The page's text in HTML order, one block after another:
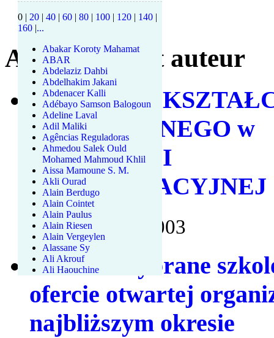
Articles de cet auteur
CENTRUM
USTAWICZNEGO w
INŻYNIERII
KOMUNIKACYJNEJ
17 septembre 2003
IKKU - Wybrane
ofercie otwartej
najbliższym okresie
0 | 20 |40 |60 |80 | 100 | 120 | 140 |
160 |...
Abakar Koroty Mahamat
ABAR
Abdelaziz Dahbi
Abdelhakim Jakani
Abdenacer Kalli
Adébayo Samson Balogoun
Adeline Laval
Adil Maliki
Agências Reguladoras
Ahmedou Salek Ould
Mohamed Mahmoud Khlil
Aissa Mamoune S. M.
Akli Ourad
Alain Berdugo
Alain Cointet
Alain Paulus
Alain Riesen
Alain Vergeylen
Alassane Sy
Ali Akrouf
Ali Haouchine